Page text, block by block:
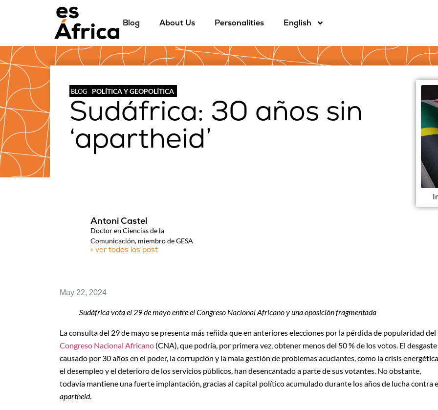
Blog About Us Personalities English
BLOG POLÍTICA Y GEOPOLÍTICA
Sudáfrica: 30 años sin
‘apartheid’
Antoni Castel
Doctor en Ciencias de la
Comunicación, miembro de GESA
> ver todos los post
May 22, 2024
Sudáfrica vota el 29 de mayo entre el Congreso Nacional Africano y una oposición fragmentada
La consulta del 29 de mayo se presenta más reñida que en anteriores elecciones por la pérdida de popularidad del
Congreso Nacional Africano (CNA), que podría, por primera vez, obtener menos del 50 % de los votos. El desgaste
causado por 30 años en el poder, la corrupción y la mala gestión de problemas acuciantes, como la crisis energética,
el desempleo y el deterioro de los servicios públicos, han desencantado a parte de sus votantes. No obstante,
todavía mantiene una fuerte implantación, gracias al capital político acumulado durante los años de lucha contra
apartheid.